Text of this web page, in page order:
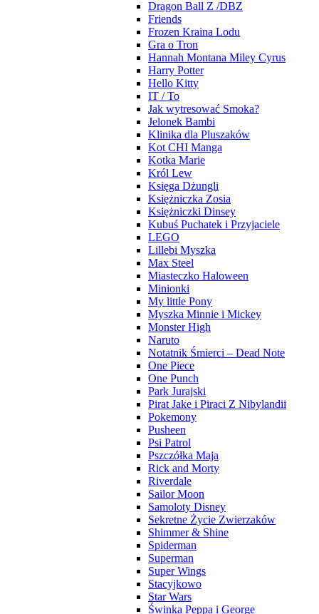
Dragon Ball Z /DBZ
Friends
Frozen Kraina Lodu
Gra o Tron
Hannah Montana Miley Cyrus
Harry Potter
Hello Kitty
IT / To
Jak wytresować Smoka?
Jelonek Bambi
Klinika dla Pluszaków
Kot CHI Manga
Kotka Marie
Król Lew
Księga Dżungli
Księżniczka Zosia
Księżniczki Dinsey
Kubuś Puchatek i Przyjaciele
LEGO
Lillebi Myszka
Max Steel
Miasteczko Haloween
Minionki
My little Pony
Myszka Minnie i Mickey
Monster High
Naruto
Notatnik Śmierci – Dead Note
One Piece
One Punch
Park Jurajski
Pirat Jake i Piraci Z Nibylandii
Pokemony
Pusheen
Psi Patrol
Pszczółka Maja
Rick and Morty
Riverdale
Sailor Moon
Samoloty Disney
Sekretne Życie Zwierzaków
Shimmer & Shine
Spiderman
Superman
Super Wings
Stacyjkowo
Star Wars
Świnka Peppa i George